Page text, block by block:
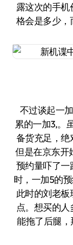
露这次的手
格会是多少，
不过谈起一
累的一加3,。
备货充足，绝
但是在京东开
预约量吓了一
时，一加5的
此时的刘老
点。想买的
能拖了后腿，